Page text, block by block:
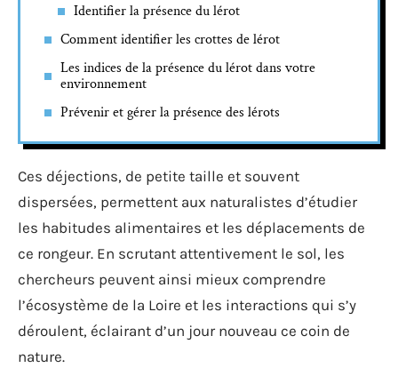
Identifier la présence du lérot
Comment identifier les crottes de lérot
Les indices de la présence du lérot dans votre
environnement
Prévenir et gérer la présence des lérots
Ces déjections, de petite taille et souvent
dispersées, permettent aux naturalistes d’étudier
les habitudes alimentaires et les déplacements de
ce rongeur. En scrutant attentivement le sol, les
chercheurs peuvent ainsi mieux comprendre
l’écosystème de la Loire et les interactions qui s’y
déroulent, éclairant d’un jour nouveau ce coin de
nature.